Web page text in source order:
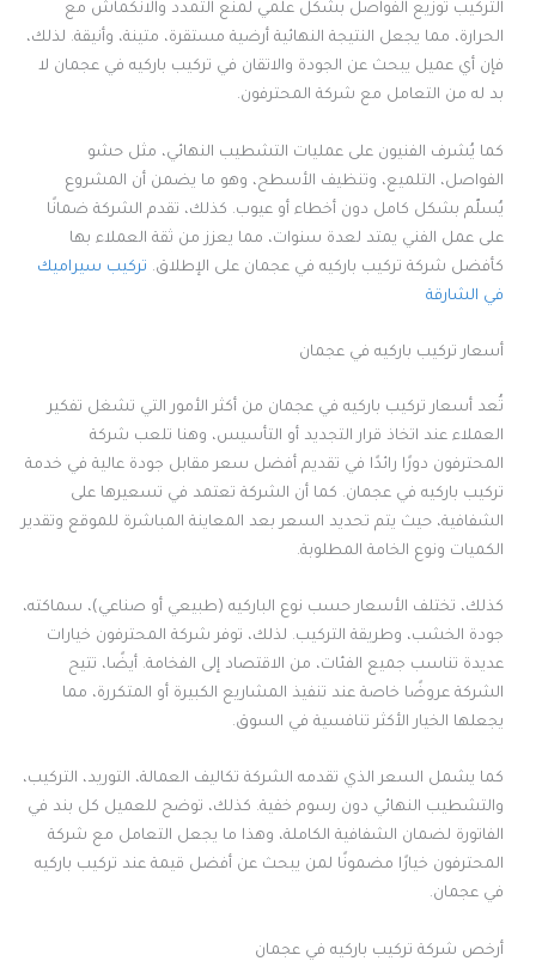
التركيب توزيع الفواصل بشكل علمي لمنع التمدد والانكماش مع
الحرارة، مما يجعل النتيجة النهائية أرضية مستقرة، متينة، وأنيقة. لذلك،
فإن أي عميل يبحث عن الجودة والاتقان في تركيب باركيه في عجمان لا
بد له من التعامل مع شركة المحترفون.
كما يُشرف الفنيون على عمليات التشطيب النهائي، مثل حشو
الفواصل، التلميع، وتنظيف الأسطح، وهو ما يضمن أن المشروع
يُسلّم بشكل كامل دون أخطاء أو عيوب. كذلك، تقدم الشركة ضمانًا
على عمل الفني يمتد لعدة سنوات، مما يعزز من ثقة العملاء بها
كأفضل شركة تركيب باركيه في عجمان على الإطلاق. تركيب سيراميك
في الشارقة
أسعار تركيب باركيه في عجمان
تُعد أسعار تركيب باركيه في عجمان من أكثر الأمور التي تشغل تفكير
العملاء عند اتخاذ قرار التجديد أو التأسيس، وهنا تلعب شركة
المحترفون دورًا رائدًا في تقديم أفضل سعر مقابل جودة عالية في خدمة
تركيب باركيه في عجمان. كما أن الشركة تعتمد في تسعيرها على
الشفافية، حيث يتم تحديد السعر بعد المعاينة المباشرة للموقع وتقدير
الكميات ونوع الخامة المطلوبة.
كذلك، تختلف الأسعار حسب نوع الباركيه (طبيعي أو صناعي)، سماكته،
جودة الخشب، وطريقة التركيب. لذلك، توفر شركة المحترفون خيارات
عديدة تناسب جميع الفئات، من الاقتصاد إلى الفخامة. أيضًا، تتيح
الشركة عروضًا خاصة عند تنفيذ المشاريع الكبيرة أو المتكررة، مما
يجعلها الخيار الأكثر تنافسية في السوق.
كما يشمل السعر الذي تقدمه الشركة تكاليف العمالة، التوريد، التركيب،
والتشطيب النهائي دون رسوم خفية. كذلك، توضح للعميل كل بند في
الفاتورة لضمان الشفافية الكاملة، وهذا ما يجعل التعامل مع شركة
المحترفون خيارًا مضمونًا لمن يبحث عن أفضل قيمة عند تركيب باركيه
في عجمان.
أرخص شركة تركيب باركيه في عجمان